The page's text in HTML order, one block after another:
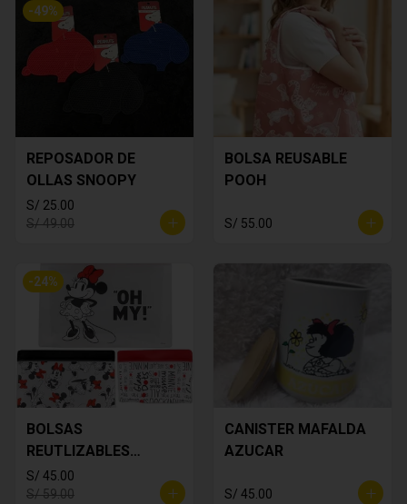
-49%
REPOSADOR DE
OLLAS SNOOPY
S/ 25.00
S/ 49.00
BOLSA REUSABLE
POOH
S/ 55.00
-24%
BOLSAS
REUTLIZABLES
MINNIE MOUSE
S/ 45.00
S/ 59.00
CANISTER MAFALDA
AZUCAR
S/ 45.00